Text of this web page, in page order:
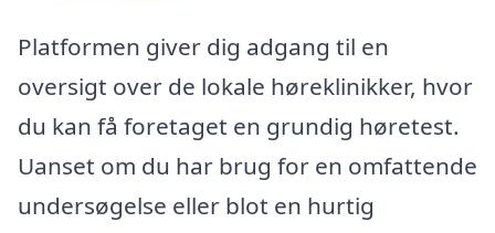
Platformen giver dig adgang til en
oversigt over de lokale høreklinikker, hvor
du kan få foretaget en grundig høretest.
Uanset om du har brug for en omfattende
undersøgelse eller blot en hurtig